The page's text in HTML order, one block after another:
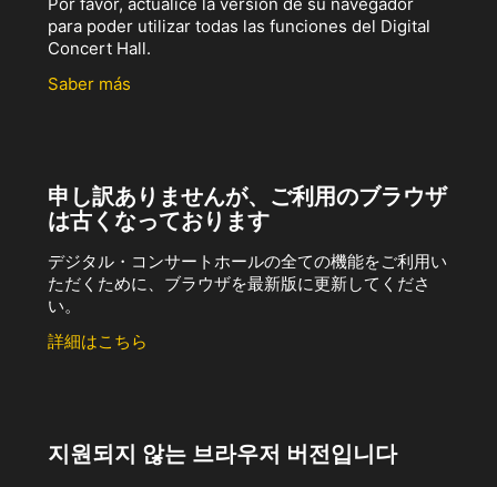
para poder utilizar todas las funciones del Digital
Concert Hall.
Saber más
申し訳ありませんが、ご利用のブラウザ
は古くなっております
デジタル・コンサートホールの全ての機能をご利用い
ただくために、ブラウザを最新版に更新してくださ
い。
詳細はこちら
지원되지 않는 브라우저 버전입니다